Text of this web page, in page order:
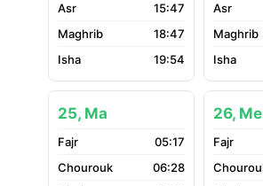
15:47
18:47
19:54
25, Ma
05:17
06:28
26, Me